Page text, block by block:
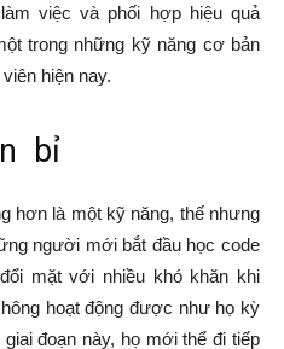
việc và phối hợp hiệu quả
trong những kỹ năng cơ bản
hiện nay.
bỉ
hơn là một kỹ năng, thế nhưng
người mới bắt đầu học code
mặt với nhiều khó khăn khi
hoạt động được như họ kỳ
đoạn này, họ mới thể đi tiếp